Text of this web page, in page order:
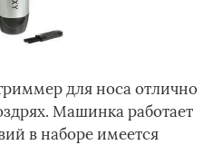
для носа отлично
Машинка работает
в наборе имеется